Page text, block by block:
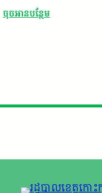
ចុចអានបន្ថែម